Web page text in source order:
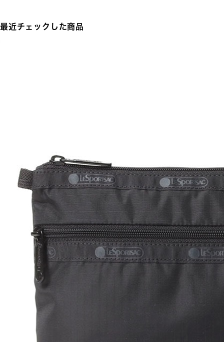
最近チェックした商品